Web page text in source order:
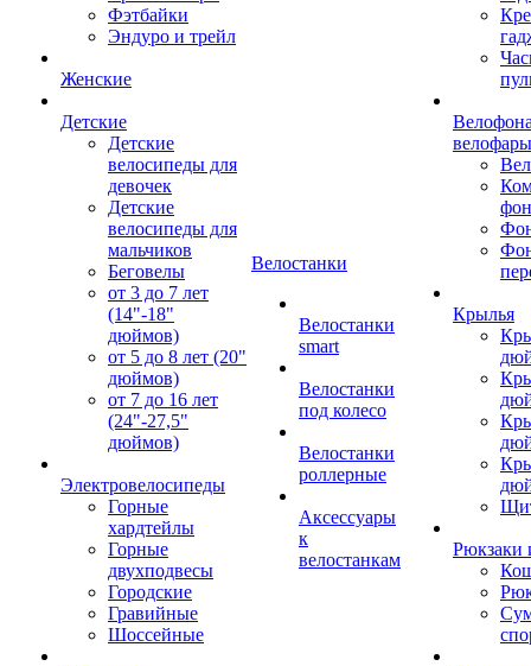
Фэтбайки
Эндуро и трейл
Женские
Детские
Детские
велосипеды для
девочек
Детские
велосипеды для
мальчиков
Беговелы
от 3 до 7 лет
(14"-18"
дюймов)
от 5 до 8 лет (20"
дюймов)
от 7 до 16 лет
(24"-27,5"
дюймов)
Электровелосипеды
Горные
хардтейлы
Горные
двухподвесы
Городские
Гравийные
Шоссейные
Велостанки
Велостанки
smart
Велостанки
под колесо
Велостанки
роллерные
Аксессуары
к
велостанкам
велофары
Крылья
Рюкзаки